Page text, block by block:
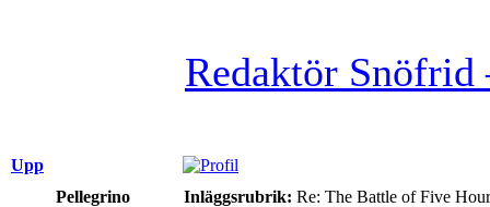
Redaktör
Upp
Pellegrino
Inläggsrubrik: Re: The Battle of Five